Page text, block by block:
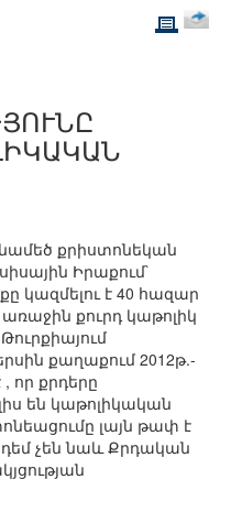
քրիստոնեկան
Իրաքում`
կազմելու է 40 հազար
քուրդ կաթոլիկ
քաղաքում 2012թ.-
որ քրդերը
են կաթոլիկական
լայն թափ է
չեն նաև Քրդական